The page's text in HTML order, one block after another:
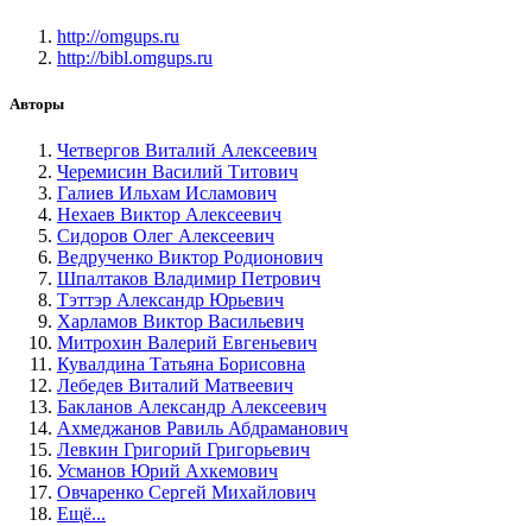
http://omgups.ru
http://bibl.omgups.ru
Авторы
Четвергов Виталий Алексеевич
Черемисин Василий Титович
Галиев Ильхам Исламович
Нехаев Виктор Алексеевич
Сидоров Олег Алексеевич
Ведрученко Виктор Родионович
Шпалтаков Владимир Петрович
Тэттэр Александр Юрьевич
Харламов Виктор Васильевич
Митрохин Валерий Евгеньевич
Кувалдина Татьяна Борисовна
Лебедев Виталий Матвеевич
Бакланов Александр Алексеевич
Ахмеджанов Равиль Абдраманович
Левкин Григорий Григорьевич
Усманов Юрий Ахкемович
Овчаренко Сергей Михайлович
Ещё...